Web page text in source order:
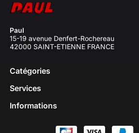
Paul
15-19 avenue Denfert-Rochereau
42000 SAINT-ETIENNE FRANCE
Catégories
Services
Informations